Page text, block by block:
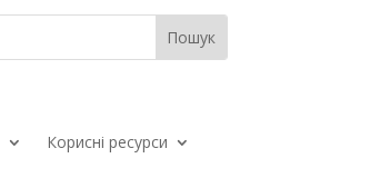
Корисні ресурси